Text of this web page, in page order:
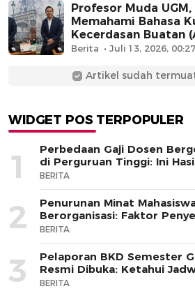
Profesor Muda
Memahami Bahasa
Kecerdasan Buatan
Pengembangan
Berita Juli 13, 2026, 00:27
Artikel sudah
WIDGET POS TERPOPULER
1
Perbedaan Gaji Dosen
di Perguruan Tinggi: Ini
BERITA
2
Penurunan Minat
Berorganisasi: Faktor
BERITA
3
Pelaporan BKD Semester
Resmi Dibuka: Ketahui
BERITA